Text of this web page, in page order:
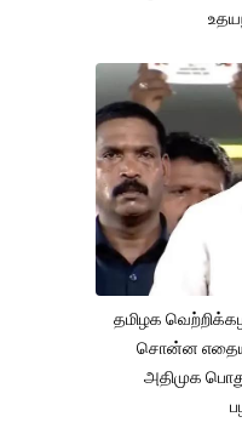
தமிழக
சொன்ன
அதிமுக